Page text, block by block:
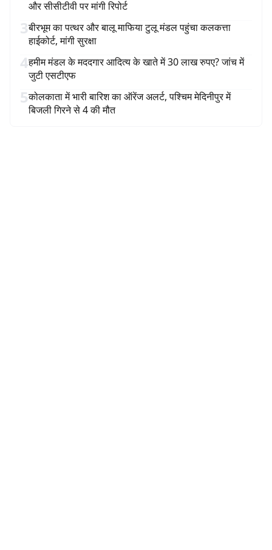
और सीसीटीवी पर मांगी रिपोर्ट
3बीरभूम का पत्थर और बालू माफिया टुलू मंडल पहुंचा कलकत्ता
हाईकोर्ट, मांगी सुरक्षा
4हमीम मंडल के मददगार आदित्य के खाते में 30 लाख रुपए? जांच में
जुटी एसटीएफ
5कोलकाता में भारी बारिश का ऑरेंज अलर्ट, पश्चिम मेदिनीपुर में
बिजली गिरने से 4 की मौत